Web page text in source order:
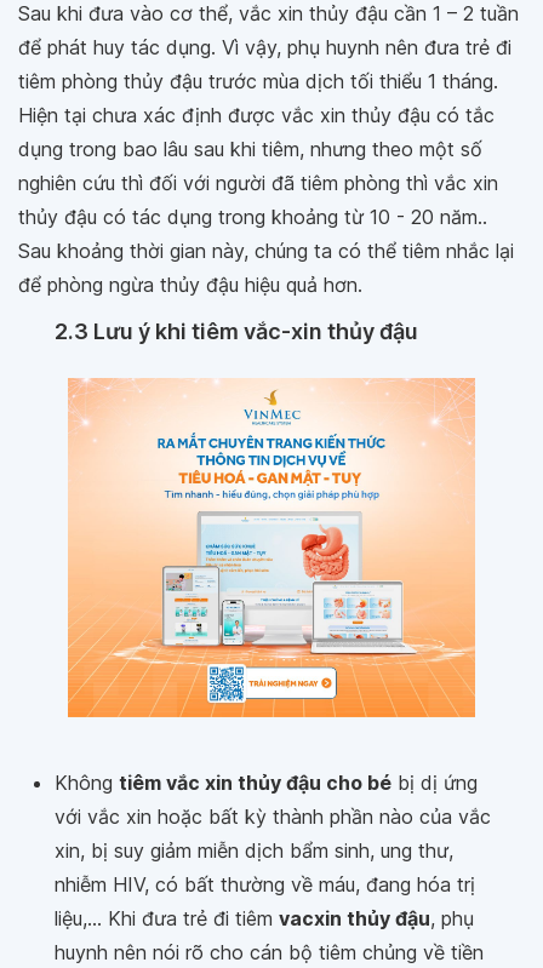
Sau khi đưa vào cơ thể, vắc xin thủy đậu cần 1 – 2 tuần
để phát huy tác dụng. Vì vậy, phụ huynh nên đưa trẻ đi
tiêm phòng thủy đậu trước mùa dịch tối thiểu 1 tháng.
Hiện tại chưa xác định được vắc xin thủy đậu có tắc
dụng trong bao lâu sau khi tiêm, nhưng theo một số
nghiên cứu thì đối với người đã tiêm phòng thì vắc xin
thủy đậu có tác dụng trong khoảng từ 10 - 20 năm..
Sau khoảng thời gian này, chúng ta có thể tiêm nhắc lại
để phòng ngừa thủy đậu hiệu quả hơn.
2.3 Lưu ý khi tiêm vắc-xin thủy đậu
Không tiêm vắc xin thủy đậu cho bé bị dị ứng
với vắc xin hoặc bất kỳ thành phần nào của vắc
xin, bị suy giảm miễn dịch bẩm sinh, ung thư,
nhiễm HIV, có bất thường về máu, đang hóa trị
liệu,... Khi đưa trẻ đi tiêm vacxin thủy đậu, phụ
huynh nên nói rõ cho cán bộ tiêm chủng về tiền